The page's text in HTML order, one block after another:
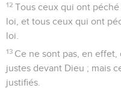
12 Tous ceux qui ont péché
loi, et tous ceux qui ont
loi.
13 Ce ne sont pas, en
justes devant Dieu ; mais
justifiés.